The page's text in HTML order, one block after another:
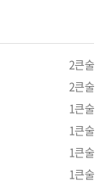
2큰술
2큰술
1큰술
1큰술
1큰술
1큰술